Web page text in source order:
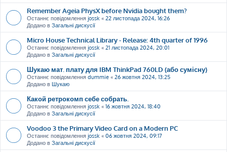
Remember Ageia PhysX before Nvidia bought them?
Останнє повідомлення jossk « 22 листопада 2024, 16:26
Додано в Загальні дискусії
Micro House Technical Library - Release: 4th quarter of 1996
Останнє повідомлення jossk « 21 листопада 2024, 20:01
Додано в Загальні дискусії
Шукаю мат. плату для IBM ThinkPad 760LD (або сумісну)
Останнє повідомлення dummie « 26 жовтня 2024, 13:25
Додано в Шукаю
Какой ретрокомп себе собрать.
Останнє повідомлення jossk « 16 жовтня 2024, 18:40
Додано в Загальні дискусії
Voodoo 3 the Primary Video Card on a Modern PC
Останнє повідомлення jossk « 06 жовтня 2024, 09:17
Додано в Загальні дискусії